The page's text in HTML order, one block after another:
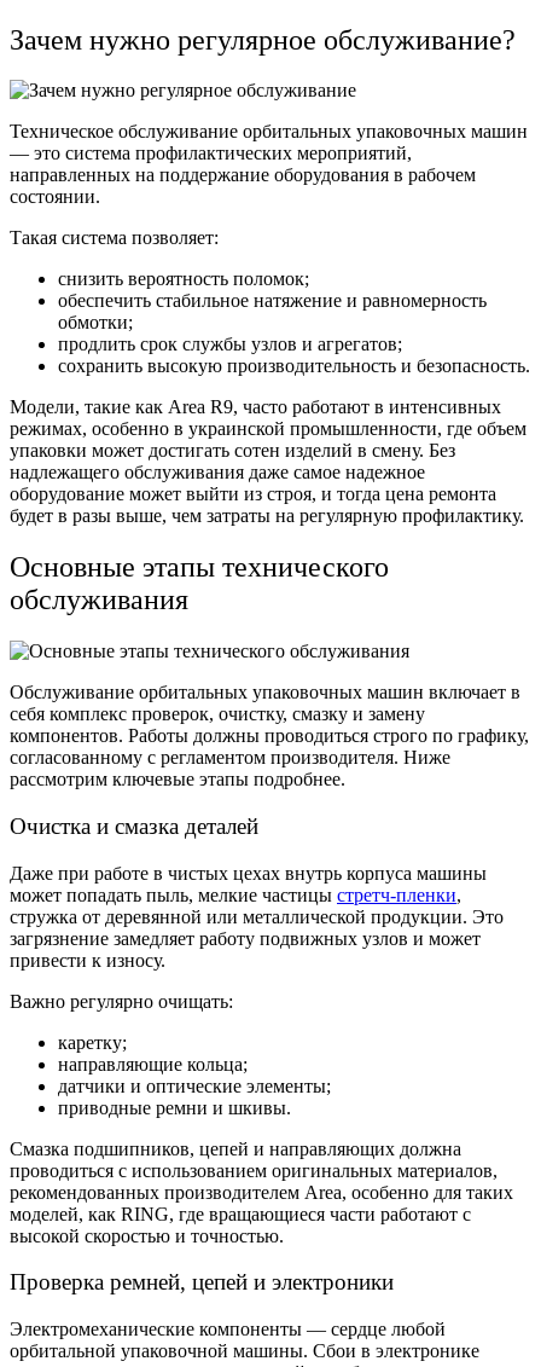
Зачем нужно регулярное обслуживание?
Техническое обслуживание орбитальных упаковочных машин
— это система профилактических мероприятий,
направленных на поддержание оборудования в рабочем
состоянии.
Такая система позволяет:
снизить вероятность поломок;
обеспечить стабильное натяжение и равномерность
обмотки;
продлить срок службы узлов и агрегатов;
сохранить высокую производительность и безопасность.
Модели, такие как Area R9, часто работают в интенсивных
режимах, особенно в украинской промышленности, где объем
упаковки может достигать сотен изделий в смену. Без
надлежащего обслуживания даже самое надежное
оборудование может выйти из строя, и тогда цена ремонта
будет в разы выше, чем затраты на регулярную профилактику.
Основные этапы технического
обслуживания
Обслуживание орбитальных упаковочных машин включает в
себя комплекс проверок, очистку, смазку и замену
компонентов. Работы должны проводиться строго по графику,
согласованному с регламентом производителя. Ниже
рассмотрим ключевые этапы подробнее.
Очистка и смазка деталей
Даже при работе в чистых цехах внутрь корпуса машины
может попадать пыль, мелкие частицы стретч-пленки,
стружка от деревянной или металлической продукции. Это
загрязнение замедляет работу подвижных узлов и может
привести к износу.
Важно регулярно очищать:
каретку;
направляющие кольца;
датчики и оптические элементы;
приводные ремни и шкивы.
Смазка подшипников, цепей и направляющих должна
проводиться с использованием оригинальных материалов,
рекомендованных производителем Area, особенно для таких
моделей, как RING, где вращающиеся части работают с
высокой скоростью и точностью.
Проверка ремней, цепей и электроники
Электромеханические компоненты — сердце любой
орбитальной упаковочной машины. Сбои в электронике